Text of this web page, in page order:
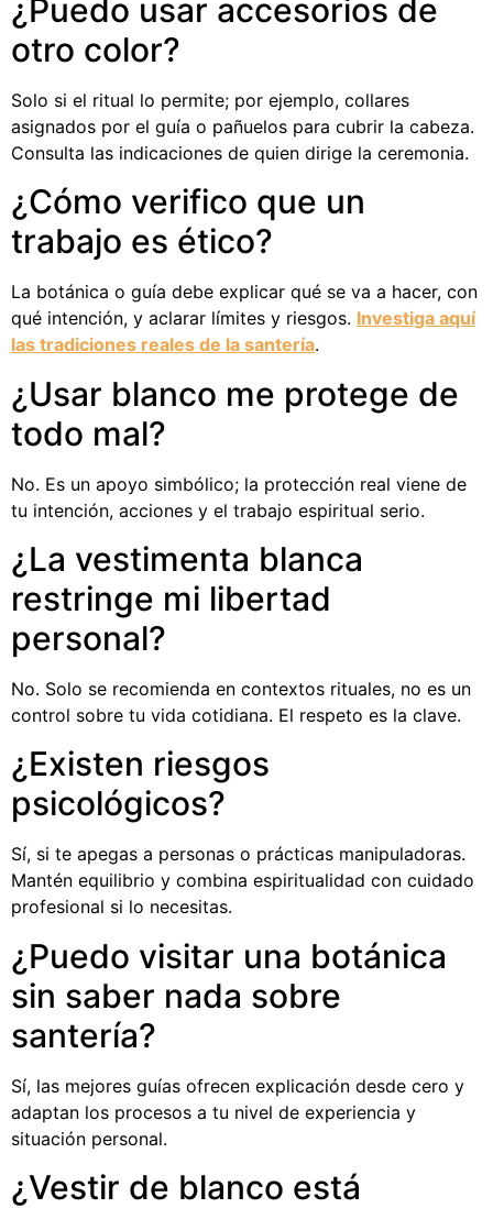
¿Puedo usar accesorios de
otro color?
Solo si el ritual lo permite; por ejemplo, collares
asignados por el guía o pañuelos para cubrir la cabeza.
Consulta las indicaciones de quien dirige la ceremonia.
¿Cómo verifico que un
trabajo es ético?
La botánica o guía debe explicar qué se va a hacer, con
qué intención, y aclarar límites y riesgos. Investiga aquí
las tradiciones reales de la santería.
¿Usar blanco me protege de
todo mal?
No. Es un apoyo simbólico; la protección real viene de
tu intención, acciones y el trabajo espiritual serio.
¿La vestimenta blanca
restringe mi libertad
personal?
No. Solo se recomienda en contextos rituales, no es un
control sobre tu vida cotidiana. El respeto es la clave.
¿Existen riesgos
psicológicos?
Sí, si te apegas a personas o prácticas manipuladoras.
Mantén equilibrio y combina espiritualidad con cuidado
profesional si lo necesitas.
¿Puedo visitar una botánica
sin saber nada sobre
santería?
Sí, las mejores guías ofrecen explicación desde cero y
adaptan los procesos a tu nivel de experiencia y
situación personal.
¿Vestir de blanco está